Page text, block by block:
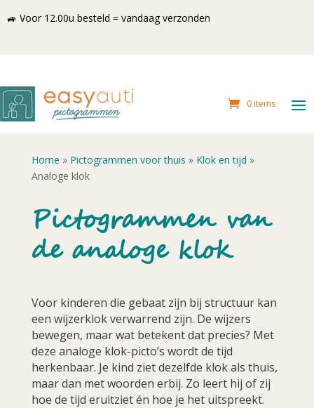
🚙 Voor 12.00u besteld = vandaag verzonden
0 items
Home » Pictogrammen voor thuis » Klok en tijd »
Analoge klok
Pictogrammen van
de analoge klok
Voor kinderen die gebaat zijn bij structuur kan
een wijzerklok verwarrend zijn. De wijzers
bewegen, maar wat betekent dat precies? Met
deze analoge klok-picto’s wordt de tijd
herkenbaar. Je kind ziet dezelfde klok als thuis,
maar dan met woorden erbij. Zo leert hij of zij
hoe de tijd eruitziet én hoe je het uitspreekt.